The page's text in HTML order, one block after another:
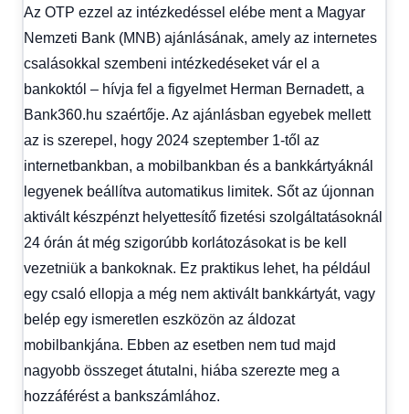
Az OTP ezzel az intézkedéssel elébe ment a Magyar
Nemzeti Bank (MNB) ajánlásának, amely az internetes
csalásokkal szembeni intézkedéseket vár el a
bankoktól – hívja fel a figyelmet Herman Bernadett, a
Bank360.hu szaértője. Az ajánlásban egyebek mellett
az is szerepel, hogy 2024 szeptember 1-től az
internetbankban, a mobilbankban és a bankkártyáknál
legyenek beállítva automatikus limitek. Sőt az újonnan
aktivált készpénzt helyettesítő fizetési szolgáltatásoknál
24 órán át még szigorúbb korlátozásokat is be kell
vezetniük a bankoknak. Ez praktikus lehet, ha például
egy csaló ellopja a még nem aktivált bankkártyát, vagy
belép egy ismeretlen eszközön az áldozat
mobilbankjána. Ebben az esetben nem tud majd
nagyobb összeget átutalni, hiába szerezte meg a
hozzáférést a bankszámlához.